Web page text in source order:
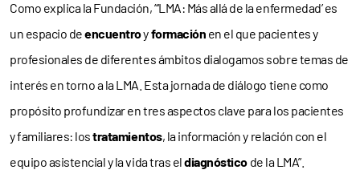
Como explica la Fundación, “‘LMA: Más allá de la enfermedad’ es
un espacio deencuentroyformación en el que pacientes y
profesionales de diferentes ámbitos dialogamos sobre temas de
interés en torno a la LMA. Esta jornada de diálogo tiene como
propósito profundizar en tres aspectos clave para los pacientes
y familiares: lostratamientos, la información y relación con el
equipo asistencial y la vida tras eldiagnósticode la LMA”.